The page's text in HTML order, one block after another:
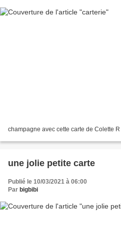
champagne avec cette carte de Colette R
une jolie petite carte
Publié le 10/03/2021 à 06:00
Par bigbibi